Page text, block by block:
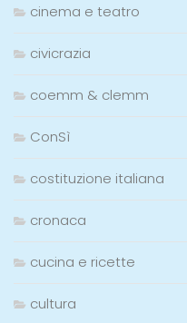
cinema e teatro
civicrazia
coemm & clemm
ConSì
costituzione italiana
cronaca
cucina e ricette
cultura